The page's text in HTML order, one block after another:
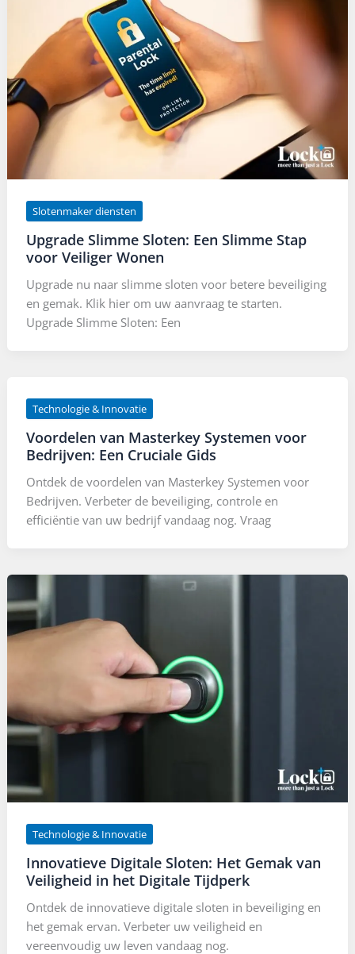
Slotenmaker diensten
Upgrade Slimme Sloten: Een Slimme Stap
voor Veiliger Wonen
Upgrade nu naar slimme sloten voor betere beveiliging
en gemak. Klik hier om uw aanvraag te starten.
Upgrade Slimme Sloten: Een
Technologie & Innovatie
Voordelen van Masterkey Systemen voor
Bedrijven: Een Cruciale Gids
Ontdek de voordelen van Masterkey Systemen voor
Bedrijven. Verbeter de beveiliging, controle en
efficiëntie van uw bedrijf vandaag nog. Vraag
Technologie & Innovatie
Innovatieve Digitale Sloten: Het Gemak van
Veiligheid in het Digitale Tijdperk
Ontdek de innovatieve digitale sloten in beveiliging en
het gemak ervan. Verbeter uw veiligheid en
vereenvoudig uw leven vandaag nog.